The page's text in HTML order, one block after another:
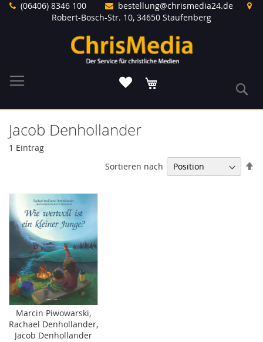
Direkt(06406) 8346 100
bestellung@chrismedia24.de
Robert-Bosch-Str. 10, 34650 Staufenberg
Jacob Denhollander
1 Eintrag
Sortieren nach
Marcin Piwowarski,
Rachael Denhollander,
Jacob Denhollander